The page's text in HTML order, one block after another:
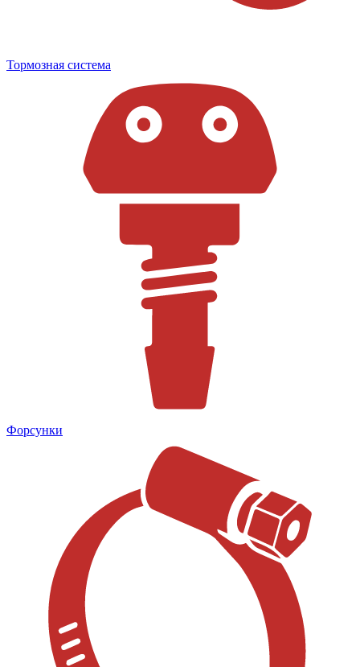
Тормозная система
Форсунки